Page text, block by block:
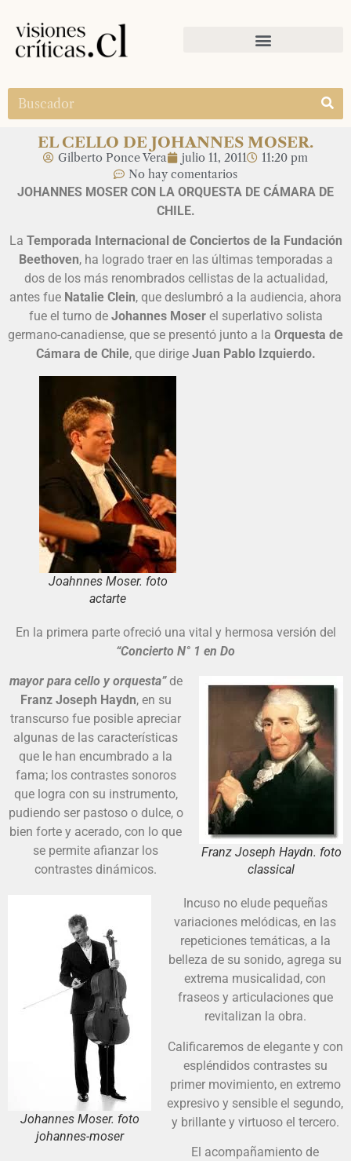
EL CELLO DE JOHANNES MOSER.
Gilberto Ponce Vera julio 11, 2011
11:20 pm
No hay comentarios
JOHANNES MOSER CON LA ORQUESTA DE CÁMARA DE
CHILE.
La Temporada Internacional de Conciertos de la Fundación
Beethoven, ha logrado traer en las últimas temporadas a
dos de los más renombrados cellistas de la actualidad,
antes fue Natalie Clein, que deslumbró a la audiencia, ahora
fue el turno de Johannes Moserel superlativo solista
germano-canadiense, que se presentó junto a la Orquesta de
Cámara de Chile, que dirige Juan Pablo Izquierdo.
Joahnnes Moser. foto
actarte
En la primera parte ofreció una vital y hermosa versión del
“Concierto N° 1 en Do
Franz Joseph Haydn. foto
classical
mayor para cello y orquesta”de
Franz Joseph Haydn, en su
transcurso fue posible apreciar
algunas de las características
que le han encumbrado a la
fama; los contrastes sonoros
que logra con su instrumento,
pudiendo ser pastoso o dulce, o
bien forte y acerado, con lo que
se permite afianzar los
contrastes dinámicos.
Johannes Moser. foto
johannes-moser
Incuso no elude pequeñas
variaciones melódicas, en las
repeticiones temáticas, a la
belleza de su sonido, agrega su
extrema musicalidad, con
fraseos y articulaciones que
revitalizan la obra.
Calificaremos de elegante y con
espléndidos contrastes su
primer movimiento, en extremo
expresivo y sensible el segundo,
y brillante y virtuoso el tercero.
El acompañamiento de